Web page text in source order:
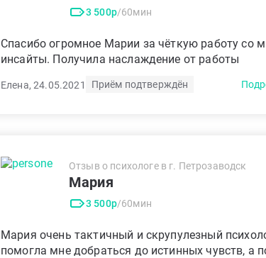
3 500р/60мин
Спасибо огромное Марии за чёткую работу со
инсайты. Получила наслаждение от работы
Елена, 24.05.2021 Приём подтверждён
Отзыв о психологе в г. Петрозаводск
Мария
3 500р/60мин
Мария очень тактичный и скрупулезный
помогла мне добраться до истинных чувств, а